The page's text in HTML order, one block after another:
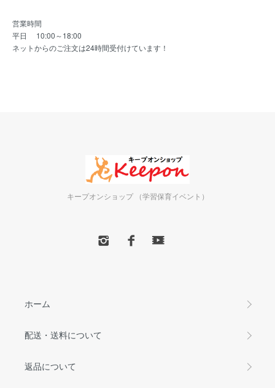
営業時間
平日 10:00～18:00
ネットからのご注文は24時間受付けています！
キープオンショップ （学習保育イベント）
ホーム
配送・送料について
返品について